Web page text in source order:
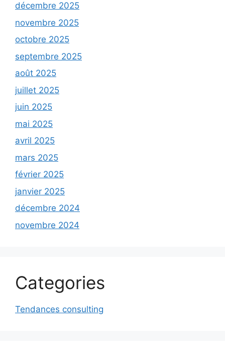
décembre 2025
novembre 2025
octobre 2025
septembre 2025
août 2025
juillet 2025
juin 2025
mai 2025
avril 2025
mars 2025
février 2025
janvier 2025
décembre 2024
novembre 2024
Categories
Tendances consulting